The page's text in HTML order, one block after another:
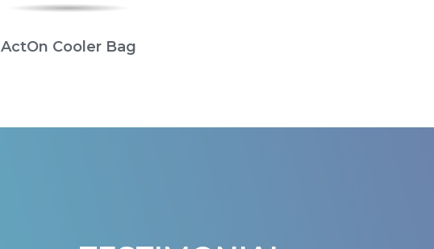
ActOn Cooler Bag